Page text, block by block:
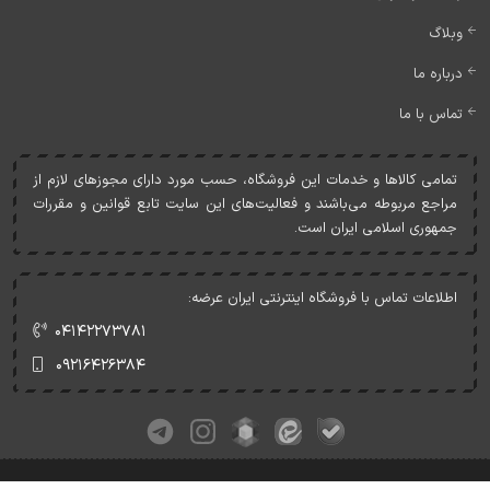
وبلاگ
درباره ما
تماس با ما
تمامی کالاها و خدمات اين فروشگاه، حسب مورد دارای مجوزهای لازم از
مراجع مربوطه می‌باشند و فعاليت‌های اين سايت تابع قوانين و مقررات
جمهوری اسلامی ايران است.
اطلاعات تماس با فروشگاه اینترنتی ایران عرضه:
۰۴۱۴۲۲۷۳۷۸۱
۰۹۲۱۶۴۲۶۳۸۴